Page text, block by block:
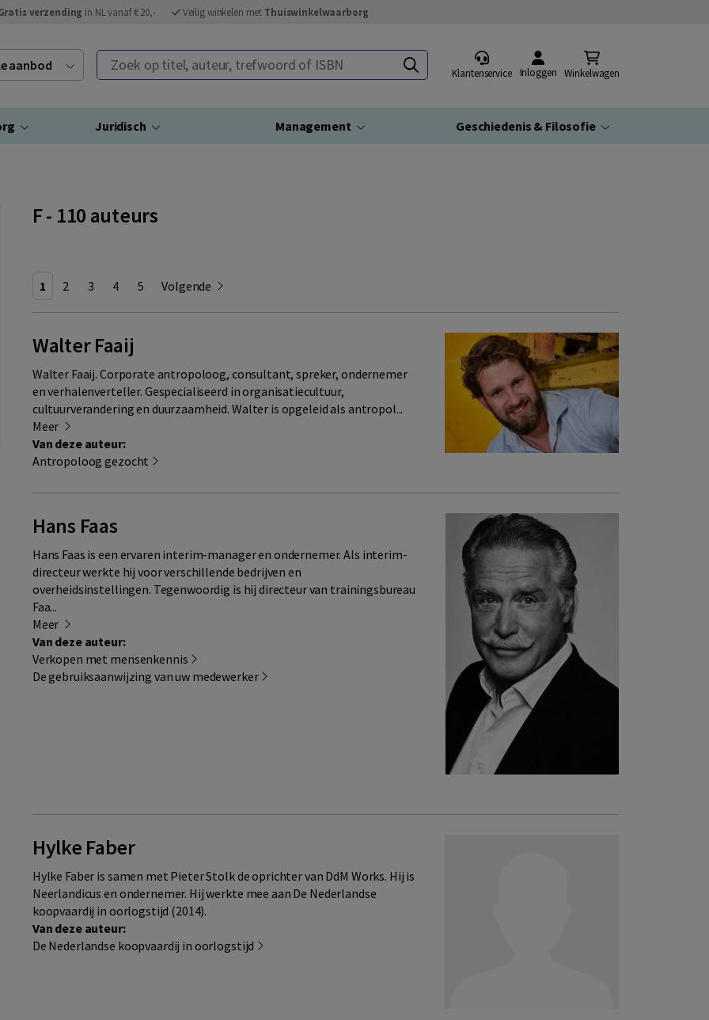
verzending in NL vanaf € 20,- Veilig winkelen met Thuiswinkelwaarborg
aanbod Zoek op titel, auteur, trefwoord of ISBN
Klantenservice Inloggen Winkelwagen
Juridisch Management Geschiedenis & Filosofie
F - 110 auteurs
1 2 3 4 5 Volgende
Walter Faaij
Walter Faaij. Corporate antropoloog, consultant, spreker, ondernemer
en verhalenverteller. Gespecialiseerd in organisatiecultuur,
cultuurverandering en duurzaamheid. Walter is opgeleid als antropol...
Meer
Van deze auteur:
Antropoloog gezocht
Hans Faas
Hans Faas is een ervaren interim-manager en ondernemer. Als interim-
directeur werkte hij voor verschillende bedrijven en
overheidsinstellingen. Tegenwoordig is hij directeur van trainingsbureau
Faa...
Meer
Van deze auteur:
Verkopen met mensenkennis
De gebruiksaanwijzing van uw medewerker
Hylke Faber
Hylke Faber is samen met Pieter Stolk de oprichter van DdM Works. Hij is
Neerlandicus en ondernemer. Hij werkte mee aan De Nederlandse
koopvaardij in oorlogstijd (2014).
Van deze auteur:
De Nederlandse koopvaardij in oorlogstijd